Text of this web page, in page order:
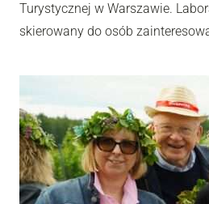
Turystycznej w Warszawie.
skierowany do osób